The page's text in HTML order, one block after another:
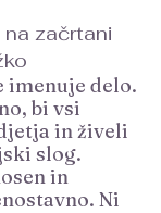
imenuje delo.
bi vsi
in živeli
slog.
in
Ni